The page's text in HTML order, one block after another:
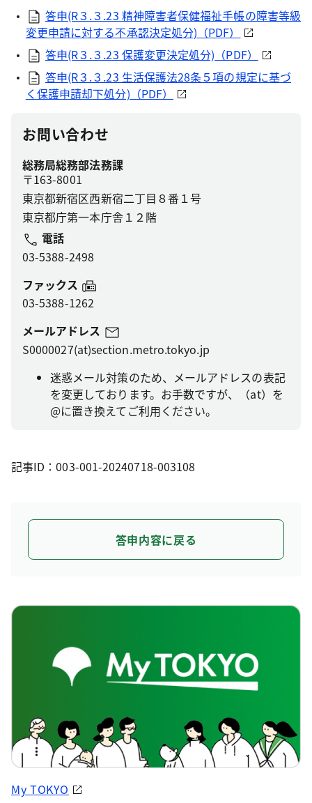
答申(R３.３.23 精神障害者保健福祉手帳の障害等級
変更申請に対する不承認決定処分)（PDF）
答申(R３.３.23 保護変更決定処分)（PDF）
答申(R３.３.23 生活保護法28条５項の規定に基づ
く保護申請却下処分)（PDF）
お問い合わせ
総務局総務部法務課
〒163-8001
東京都新宿区西新宿二丁目８番１号
東京都庁第一本庁舎１２階
電話
03-5388-2498
ファックス
03-5388-1262
メールアドレス
S0000027(at)section.metro.tokyo.jp
迷惑メール対策のため、メールアドレスの表記
を変更しております。お手数ですが、（at）を
@に置き換えてご利用ください。
記事ID：003-001-20240718-003108
答申内容に戻る
My TOKYO